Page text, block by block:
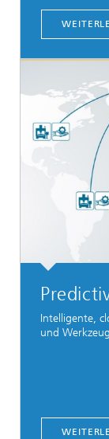
Intelligente,
und